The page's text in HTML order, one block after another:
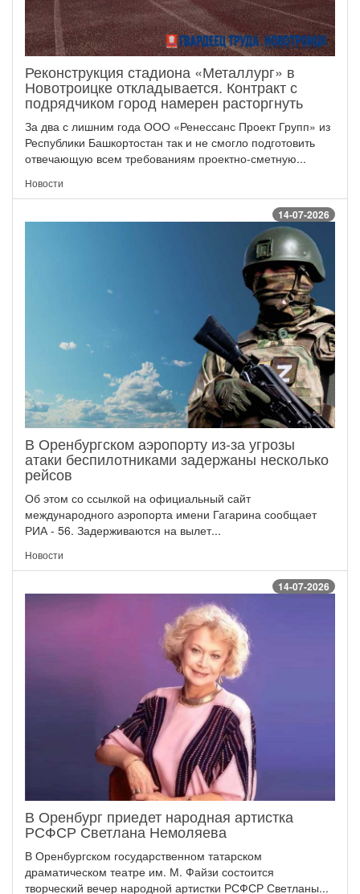
Реконструкция стадиона «Металлург» в
Новотроицке откладывается. Контракт с
подрядчиком город намерен расторгнуть
За два с лишним года ООО «Ренессанс Проект Групп» из
Республики Башкортостан так и не смогло подготовить
отвечающую всем требованиям проектно-сметную...
Новости
14-07-2026
В Оренбургском аэропорту из-за угрозы
атаки беспилотниками задержаны несколько
рейсов
Об этом со ссылкой на официальный сайт
международного аэропорта имени Гагарина сообщает
РИА - 56. Задерживаются на вылет...
Новости
14-07-2026
В Оренбург приедет народная артистка
РСФСР Светлана Немоляева
В Оренбургском государственном татарском
драматическом театре им. М. Файзи состоится
творческий вечер народной артистки РСФСР Светланы...